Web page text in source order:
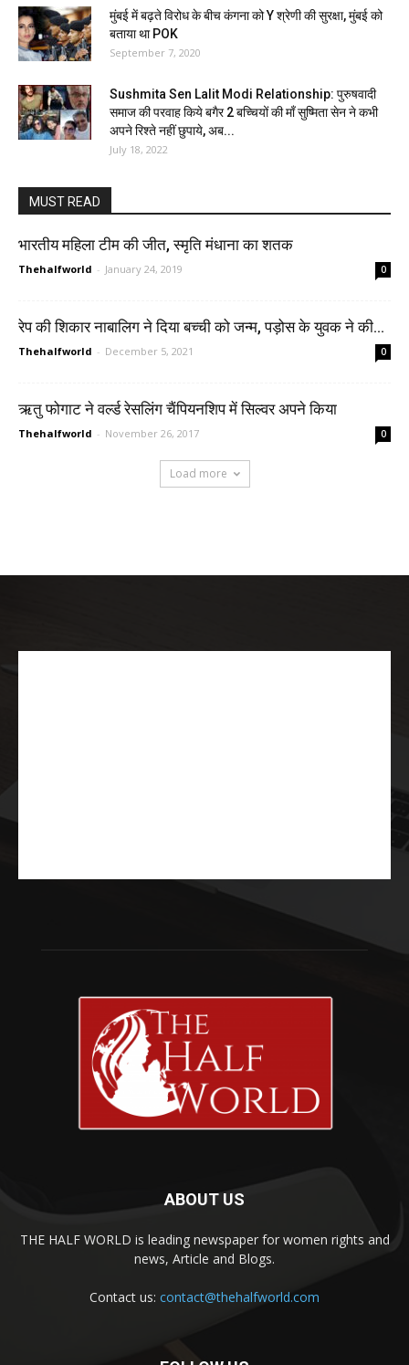
मुंबई में बढ़ते विरोध के बीच कंगना को Y श्रेणी की सुरक्षा, मुंबई को
बताया था POK
September 7, 2020
Sushmita Sen Lalit Modi Relationship: पुरुषवादी
समाज की परवाह किये बगैर 2 बच्चियों की माँ सुष्मिता सेन ने कभी
अपने रिश्ते नहीं छुपाये, अब...
July 18, 2022
MUST READ
भारतीय महिला टीम की जीत, स्मृति मंधाना का शतक
Thehalfworld - January 24, 2019 0
रेप की शिकार नाबालिग ने दिया बच्ची को जन्म, पड़ोस के युवक ने की...
Thehalfworld - December 5, 2021 0
ऋतु फोगाट ने वर्ल्ड रेसलिंग चैंपियनशिप में सिल्वर अपने किया
Thehalfworld - November 26, 2017 0
Load more
ABOUT US
THE HALF WORLD is leading newspaper for women rights and
news, Article and Blogs.
Contact us: contact@thehalfworld.com